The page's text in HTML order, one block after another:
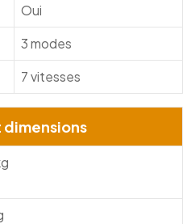
Oui
3 modes
7 vitesses
dimensions